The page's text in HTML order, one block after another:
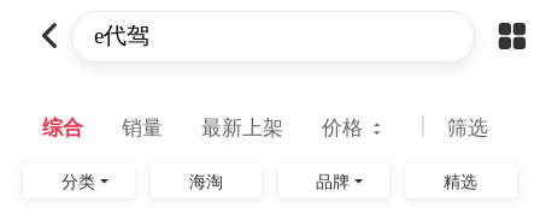
综合 销量 最新上架 价格 筛选
分类 海淘 品牌 精选